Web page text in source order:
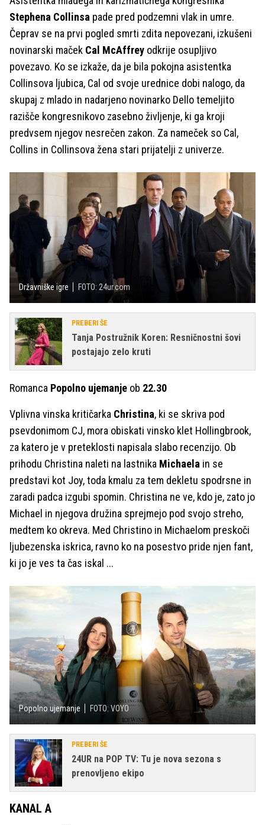
Stephena Collinsa pade pred podzemni vlak in umre.
Čeprav se na prvi pogled smrti zdita nepovezani, izkušeni
novinarski maček Cal McAffrey odkrije osupljivo
povezavo. Ko se izkaže, da je bila pokojna asistentka
Collinsova ljubica, Cal od svoje urednice dobi nalogo, da
skupaj z mlado in nadarjeno novinarko Dello temeljito
razišče kongresnikovo zasebno življenje, ki ga kroji
predvsem njegov nesrečen zakon. Za nameček so Cal,
Collins in Collinsova žena stari prijatelji z univerze.
Državniške igre FOTO: 24ur.com
PREBERI ŠE
Tanja Postružnik Koren: Resničnostni šovi
postajajo zelo kruti
Romanca Popolno ujemanje ob 22.30
Vplivna vinska kritičarka Christina, ki se skriva pod
psevdonimom CJ, mora obiskati vinsko klet Hollingbrook,
za katero je v preteklosti napisala slabo recenzijo. Ob
prihodu Christina naleti na lastnika Michaela in se
predstavi kot Joy, toda kmalu za tem dekletu spodrsne in
zaradi padca izgubi spomin. Christina ne ve, kdo je, zato jo
Michael in njegova družina sprejmejo pod svojo streho,
medtem ko okreva. Med Christino in Michaelom preskoči
ljubezenska iskrica, ravno ko na posestvo pride njen fant,
ki jo je ves ta čas iskal ...
Popolno ujemanje FOTO: VOYO
PREBERI ŠE
24UR na POP TV: Tu je nova sezona s
prenovljeno ekipo
KANAL A